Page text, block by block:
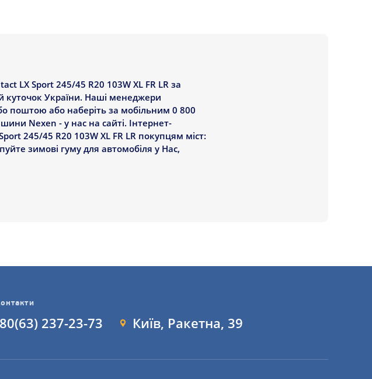
LX Sport 245/45 R20 103W XL FR LR за
куточок України. Наші менеджери
поштою або наберіть за мобільним 0 800
Nexen - у нас на сайті. Інтернет-
245/45 R20 103W XL FR LR покупцям міст:
зимові гуму для автомобіля у Нас,
237-23-73 Київ, Ракетна, 39